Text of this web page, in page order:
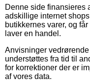
Denne side
adskillige internet
butikkernes varer, og
laver en handel.
Anvisninger
understøttes fra tid til
for korrektioner der er
af vores data.